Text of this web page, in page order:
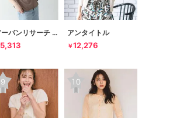
アーバンリサーチ サニーレーベル
5,313
アンタイトル
￥12,276